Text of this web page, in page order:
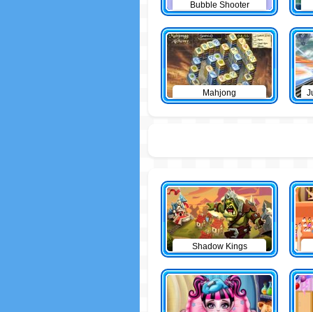
Bubble Shooter
Mahjong
Shadow Kings